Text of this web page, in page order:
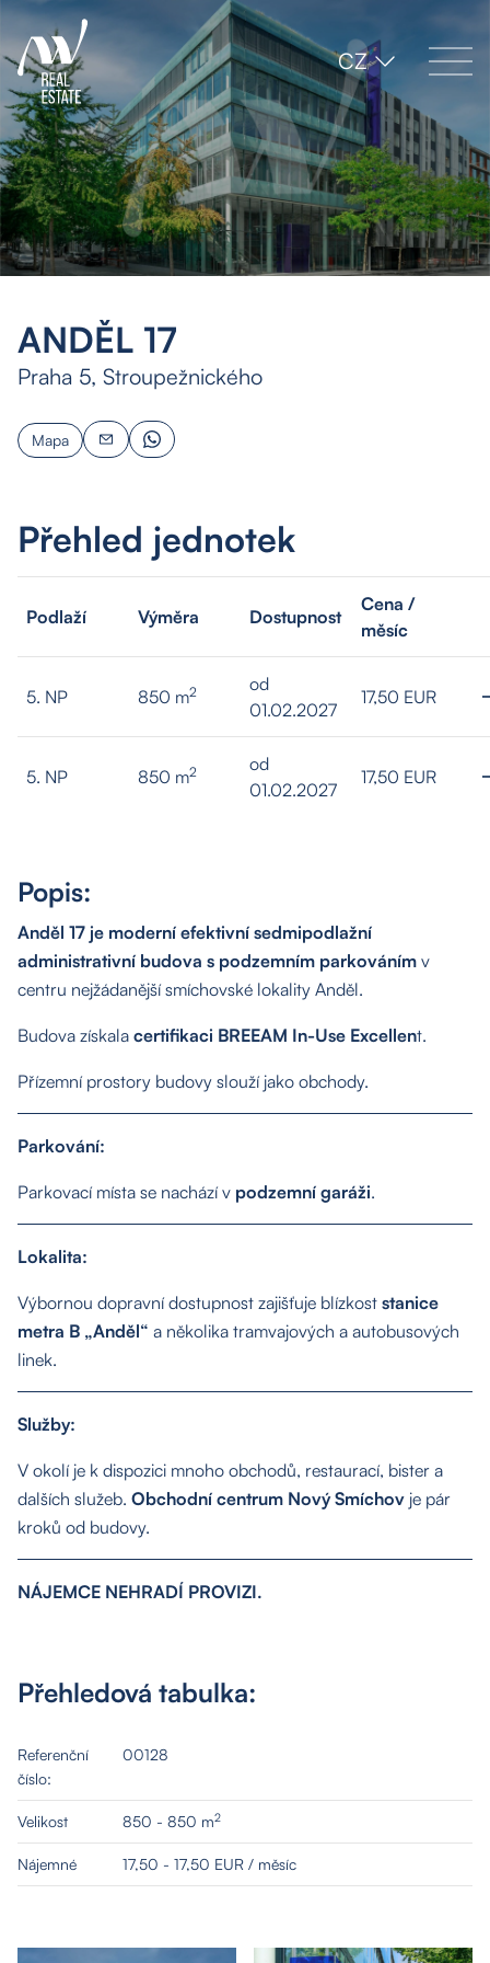
CZ
Nemovitosti
Služby
Kontakt
ANDĚL 17
Praha 5, Stroupežnického
Mapa
Přehled jednotek
Podlaží Výměra Dostupnost
Cena /
měsíc
5. NP 850 m2
od
01.02.2027
17,50 EUR
5. NP 850 m2
od
01.02.2027
17,50 EUR
Popis:
Anděl 17 je moderní efektivní sedmipodlažní
administrativní budova s podzemním parkováním v
centru nejžádanější smíchovské lokality Anděl.
Budova získala certifikaci BREEAM In-Use Excellent.
Přízemní prostory budovy slouží jako obchody.
Parkování:
Parkovací místa se nachází v podzemní garáži.
Lokalita:
Výbornou dopravní dostupnost zajišťuje blízkost stanice
metra B „Anděl“ a několika tramvajových a autobusových
linek.
Služby:
V okolí je k dispozici mnoho obchodů, restaurací, bister a
dalších služeb. Obchodní centrum Nový Smíchov je pár
kroků od budovy.
NÁJEMCE NEHRADÍ PROVIZI.
Přehledová tabulka:
Referenční
číslo:
00128
Velikost 850 - 850 m2
Nájemné 17,50 - 17,50 EUR / měsíc